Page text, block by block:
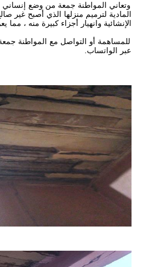
وتعاني المواطنة جمعة من وضع إنساني
المادية لترميم منزلها الذي أصبح غير
الإنشائية وانهيار أجزاء كبيرة منه ،
عبر الواتساب.